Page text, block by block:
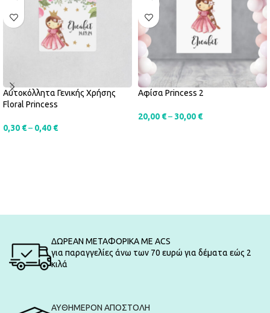
Αυτοκόλλητα Γενικής Χρήσης
Floral Princess
0,30 €– 0,40 €
Αφίσα Princess 2
20,00 €– 30,00 €
ΔΩΡΕΑΝ ΜΕΤΑΦΟΡΙΚΑ ΜΕ ACS
για παραγγελίες άνω των 70 ευρώ για δέματα εώς 2
κιλά
ΑΥΘΗΜΕΡΟΝ ΑΠΟΣΤΟΛΗ